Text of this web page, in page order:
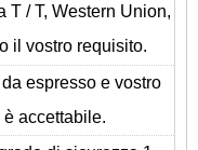
T / T, Western Union,
il vostro requisito.
espresso e vostro
accettabile.